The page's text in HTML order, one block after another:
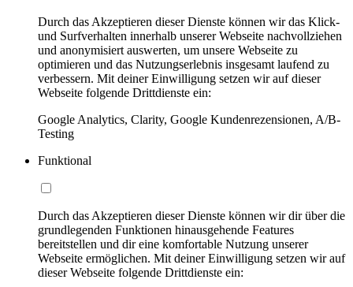
Durch das Akzeptieren dieser Dienste können wir das Klick-
und Surfverhalten innerhalb unserer Webseite nachvollziehen
und anonymisiert auswerten, um unsere Webseite zu
optimieren und das Nutzungserlebnis insgesamt laufend zu
verbessern. Mit deiner Einwilligung setzen wir auf dieser
Webseite folgende Drittdienste ein:
Google Analytics, Clarity, Google Kundenrezensionen, A/B-
Testing
Funktional
Durch das Akzeptieren dieser Dienste können wir dir über die
grundlegenden Funktionen hinausgehende Features
bereitstellen und dir eine komfortable Nutzung unserer
Webseite ermöglichen. Mit deiner Einwilligung setzen wir auf
dieser Webseite folgende Drittdienste ein: